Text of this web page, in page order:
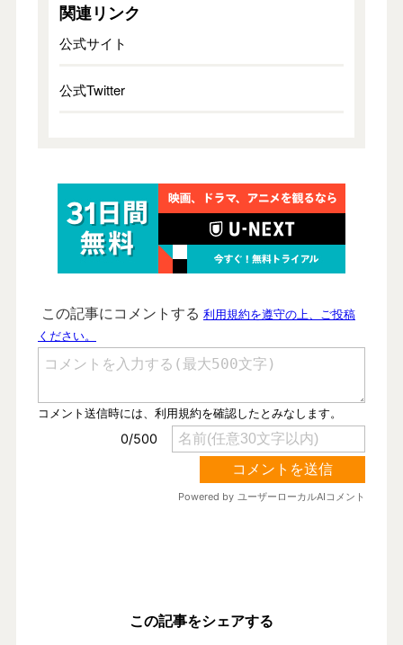
関連リンク
公式サイト
公式Twitter
この記事をシェアする